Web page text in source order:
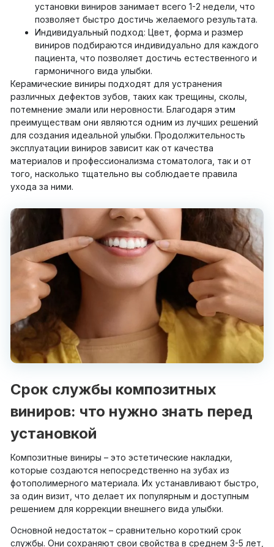
установки виниров занимает всего 1-2 недели, что
позволяет быстро достичь желаемого результата.
Индивидуальный подход: Цвет, форма и размер
виниров подбираются индивидуально для каждого
пациента, что позволяет достичь естественного и
гармоничного вида улыбки.
Керамические виниры подходят для устранения
различных дефектов зубов, таких как трещины, сколы,
потемнение эмали или неровности. Благодаря этим
преимуществам они являются одним из лучших решений
для создания идеальной улыбки. Продолжительность
эксплуатации виниров зависит как от качества
материалов и профессионализма стоматолога, так и от
того, насколько тщательно вы соблюдаете правила
ухода за ними.
Срок службы композитных
виниров: что нужно знать перед
установкой
Композитные виниры – это эстетические накладки,
которые создаются непосредственно на зубах из
фотополимерного материала. Их устанавливают быстро,
за один визит, что делает их популярным и доступным
решением для коррекции внешнего вида улыбки.
Основной недостаток – сравнительно короткий срок
службы. Они сохраняют свои свойства в среднем 3-5 лет,